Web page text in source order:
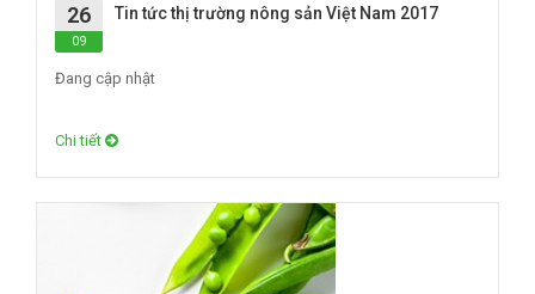
26
09
Tin tức thị trường nông sản Việt Nam 2017
Đang cập nhật
Chi tiết